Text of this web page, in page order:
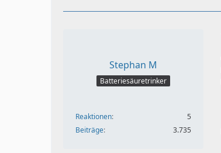
Stephan M
Batteriesäuretrinker
Reaktionen
5
Beiträge
3.735